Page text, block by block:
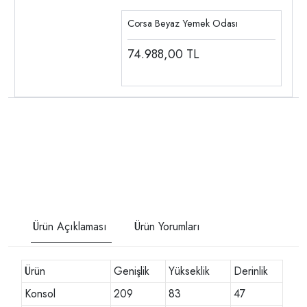
Corsa Beyaz Yemek Odası
74.988,00 TL
Ürün Açıklaması Ürün Yorumları
Ürün Genişlik Yükseklik
Derinlik
Konsol
209 83
47